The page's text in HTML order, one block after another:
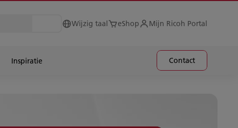
Wijzig taal eShop Mijn Ricoh Portal
Inspiratie Contact